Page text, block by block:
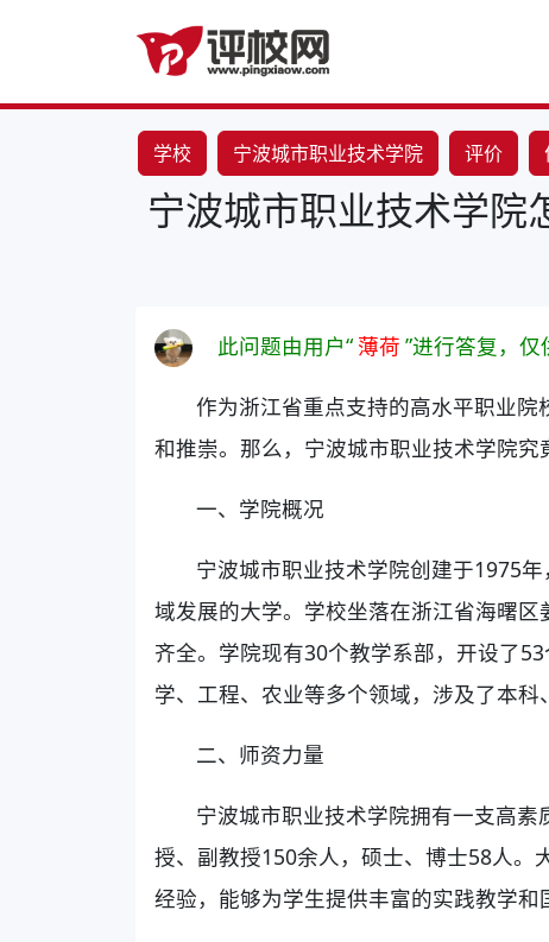
学校 宁波城市职业技术学院 评价
宁波城市职业技术学院
此问题由用户“ 薄荷 ”进行答复，仅
作为浙江省重点支持的高水平职业
和推崇。那么，宁波城市职业技术学院究
一、学院概况
宁波城市职业技术学院创建于1975
域发展的大学。学校坐落在浙江省海曙
齐全。学院现有30个教学系部，开设了
学、工程、农业等多个领域，涉及了本科
二、师资力量
宁波城市职业技术学院拥有一支高
授、副教授150余人，硕士、博士58人。
经验，能够为学生提供丰富的实践教学和